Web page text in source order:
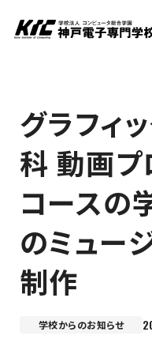
学科・コース
訪問者別
就職・資格
入試情報
神戸電子について
グラフィ
科 動画プ
コースの
のミュー
制作
学校からのお知らせ